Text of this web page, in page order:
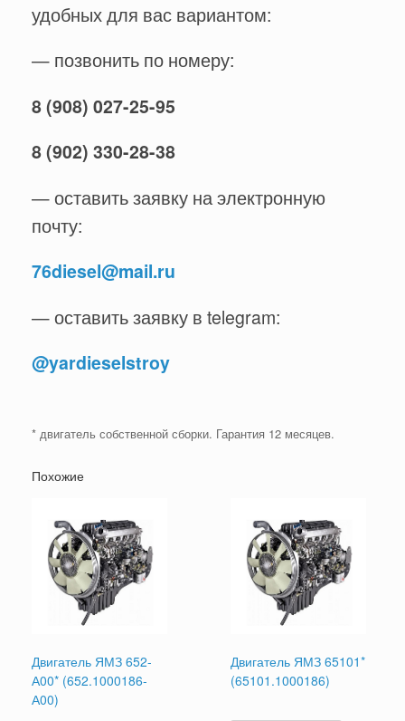
удобных для вас вариантом:
— позвонить по номеру:
8 (908) 027-25-95
8 (902) 330-28-38
— оставить заявку на электронную
почту:
76diesel@mail.ru
— оставить заявку в telegram:
@yardieselstroy
* двигатель собственной сборки. Гарантия 12 месяцев.
Похожие
Двигатель ЯМЗ 652-
А00* (652.1000186-
А00)
Двигатель ЯМЗ 65101*
(65101.1000186)